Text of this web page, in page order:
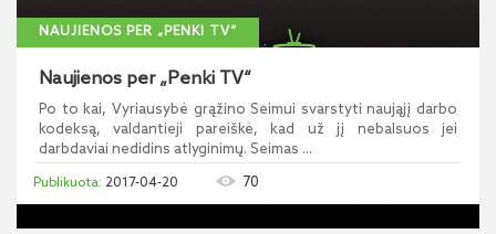
NAUJIENOS PER „PENKI TV“
Naujienos per „Penki TV“
Po to kai, Vyriausybė grąžino Seimui svarstyti naująjį darbo
kodeksą, valdantieji pareiškė, kad už jį nebalsuos jei
darbdaviai nedidins atlyginimų. Seimas ...
2017-04-20 70